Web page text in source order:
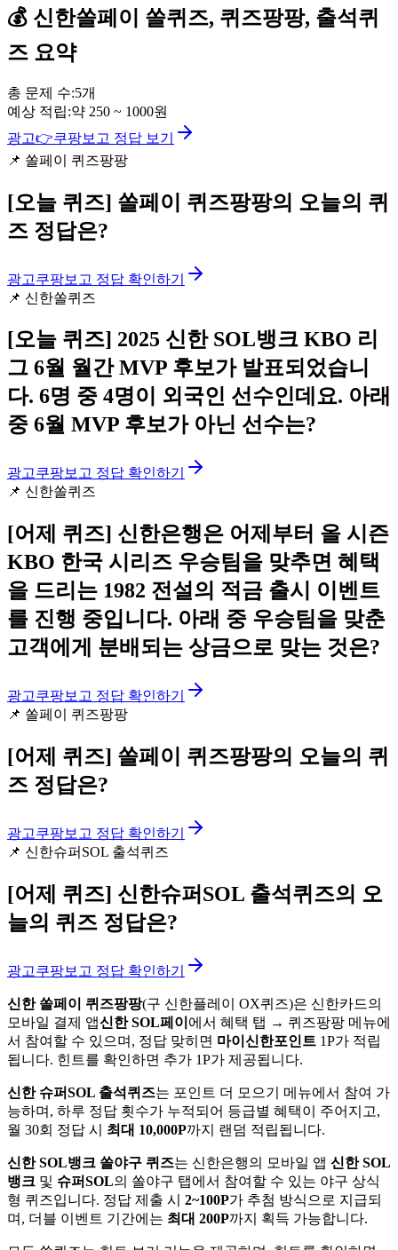
💰 신한쏠페이
쏠퀴즈, 퀴즈팡팡, 출석퀴
즈 요약
총 문제 수:5개
예상 적립:약 250 ~ 1000원
광고👉쿠팡보고 정답 보기
📌 쏠페이 퀴즈팡팡
[오늘 퀴즈] 쏠페이 퀴즈팡팡의 오늘의 퀴
즈 정답은?
광고쿠팡보고 정답 확인하기
📌 신한쏠퀴즈
[오늘 퀴즈] 2025 신한 SOL뱅크 KBO 리
그 6월 월간 MVP 후보가 발표되었습니
다. 6명 중 4명이 외국인 선수인데요. 아래
중 6월 MVP 후보가 아닌 선수는?
광고쿠팡보고 정답 확인하기
📌 신한쏠퀴즈
[어제 퀴즈] 신한은행은 어제부터 올 시즌
KBO 한국 시리즈 우승팀을 맞추면 혜택
을 드리는 1982 전설의 적금 출시 이벤트
를 진행 중입니다. 아래 중 우승팀을 맞춘
고객에게 분배되는 상금으로 맞는 것은?
광고쿠팡보고 정답 확인하기
📌 쏠페이 퀴즈팡팡
[어제 퀴즈] 쏠페이 퀴즈팡팡의 오늘의 퀴
즈 정답은?
광고쿠팡보고 정답 확인하기
📌 신한슈퍼SOL 출석퀴즈
[어제 퀴즈] 신한슈퍼SOL 출석퀴즈의 오
늘의 퀴즈 정답은?
광고쿠팡보고 정답 확인하기
신한 쏠페이 퀴즈팡팡(구 신한플레이 OX퀴즈)은 신한카드의
모바일 결제 앱신한 SOL페이 에서 혜택 탭 → 퀴즈팡팡 메뉴에
서 참여할 수 있으며, 정답 맞히면 마이신한포인트 1P가 적립
됩니다. 힌트를 확인하면 추가 1P가 제공됩니다.
신한 슈퍼SOL 출석퀴즈는 포인트 더 모으기 메뉴에서 참여 가
능하며, 하루 정답 횟수가 누적되어 등급별 혜택이 주어지고,
월 30회 정답 시 최대 10,000P까지 랜덤 적립됩니다.
신한 SOL뱅크 쏠야구 퀴즈는 신한은행의 모바일 앱 신한 SOL
뱅크 및 슈퍼SOL의 쏠야구 탭에서 참여할 수 있는 야구 상식
형 퀴즈입니다. 정답 제출 시 2~100P가 추첨 방식으로 지급되
며, 더블 이벤트 기간에는 최대 200P까지 획득 가능합니다.